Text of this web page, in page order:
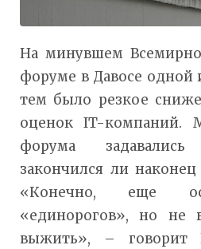
На минувшем
форуме в Давосе
тем было резкое
оценок IT-компаний.
форума
закончился ли
«Конечно, еще
«единорогов», но не
выжить», – говорит